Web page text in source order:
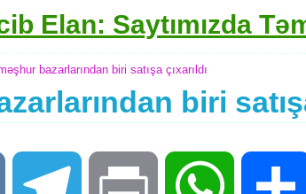
Elan: Saytımızda
bazarlarından biri satışa çıxarıldı
biri
VK Print WhatsApp